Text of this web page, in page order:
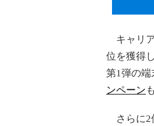
キャリ
位を獲得
第1弾の端
ンペーン
さらに2